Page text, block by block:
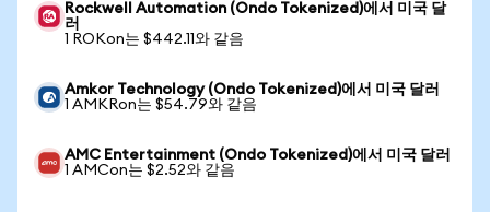
Rockwell Automation (Ondo Tokenized)에서 미국 달
러
1 ROKon는 $442.11와 같음
Amkor Technology (Ondo Tokenized)에서 미국 달러
1 AMKRon는 $54.79와 같음
AMC Entertainment (Ondo Tokenized)에서 미국 달러
1 AMCon는 $2.52와 같음